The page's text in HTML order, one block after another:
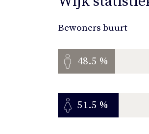
Bewoners buurt
48.5 %
51.5 %